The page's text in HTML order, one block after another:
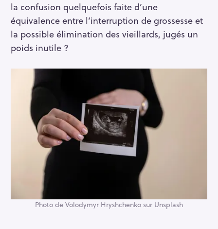
la confusion quelquefois faite d’une
équivalence entre l’interruption de grossesse et
la possible élimination des vieillards, jugés un
poids inutile ?
Photo de Volodymyr Hryshchenko sur Unsplash